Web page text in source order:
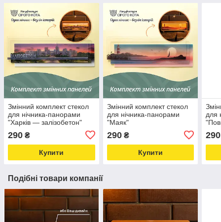
Змінний комплект стекол
для нічника-панорами
"Харків — залізобетон"
290 ₴
Купити
Змінний комплект стекол
для нічника-панорами
"Маяк"
290₴
Купити
для
290
Подібні товари компанії